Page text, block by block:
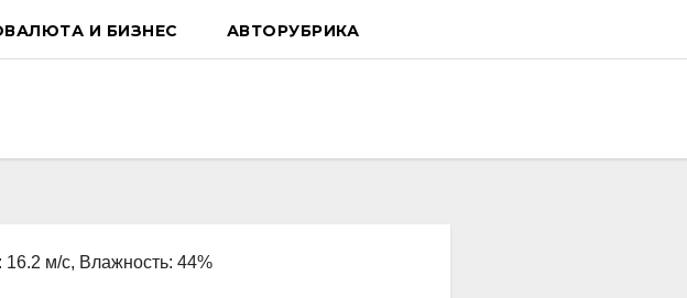
И БИЗНЕС АВТОРУБРИКА
м/с, Влажность: 44%